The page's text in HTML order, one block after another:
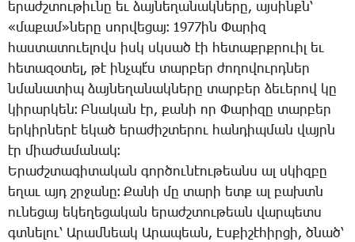
ե­րաժշտու­թիւ­նը եւ ձայ­նե­ղա­նակ­նե­րը, այ­սինքն՝
«մա­քամ»նե­րը սոր­վե­ցայ։ 1977ին ­Փա­րիզ
հաս­տա­տուե­լովս իսկ սկսած էի հե­տաքրք­րո­ւիլ եւ
հե­տա­զօ­տել, թէ ինչ­պէ՛ս տար­բեր ժո­ղո­վուրդ­ներ
նմա­նա­տիպ ձայ­նե­ղա­նակ­նե­րը տար­բեր ձե­ւե­րով կը
կի­րար­կեն։ Բ­նա­կան էր, քա­նի որ ­Փա­րի­զը տար­բեր
եր­կիր­նե­րէ ե­կած ե­րա­ժիշ­տե­րու հան­դիպ­ման վայրն
էր միա­ժա­մա­նակ։
Ե­րաժշ­տա­գի­տա­կան գոր­ծու­նէու­թեանս ալ սկիզ­բը
ե­ղաւ այդ շրջա­նը։ ­Քա­նի մը տա­րի ետք ալ բախտն
ու­նե­ցայ ե­կե­ղե­ցա­կան ե­րաժշ­տու­թեան վար­պետս
գտնե­լու՝ Ա­րամ­նեակ Ա­րա­պեան, Էս­քի­շէ­հիր­ցի, ծնած՝